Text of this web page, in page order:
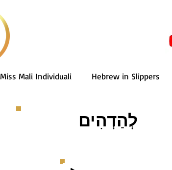
Miss Mali Individuali Hebrew in Slippers
לְהַדְהִים